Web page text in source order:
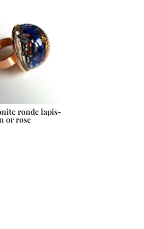
ronde lapis-
or rose